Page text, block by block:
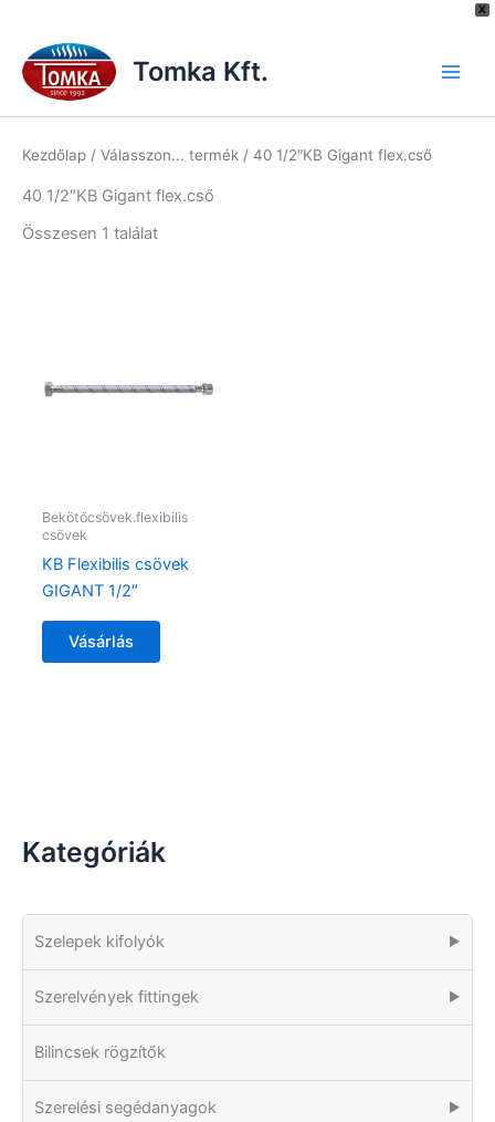
X
content
Tomka Kft.
Kategóriák
Szelepek kifolyók ▶
Szerelvények fittingek ▶
Bilincsek rögzítők
Szerelési segédanyagok ▶
Kezdőlap / Válasszon... termék / 40 1/2″KB Gigant flex.cső
40 1/2″KB Gigant flex.cső
Összesen 1 találat
Bekötőcsövek.flexibilis
csövek
KB Flexibilis csövek
GIGANT 1/2″
Vásárlás